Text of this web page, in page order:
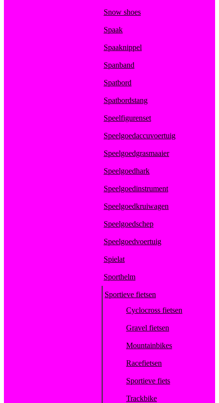
Snow shoes
Spaak
Spaaknippel
Spanband
Spatbord
Spatbordstang
Speelfigurenset
Speelgoedaccuvoertuig
Speelgoedgrasmaaier
Speelgoedhark
Speelgoedinstrument
Speelgoedkruiwagen
Speelgoedschep
Speelgoedvoertuig
Spielat
Sporthelm
Sportieve fietsen
Cyclocross fietsen
Gravel fietsen
Mountainbikes
Racefietsen
Sportieve fiets
Trackbike